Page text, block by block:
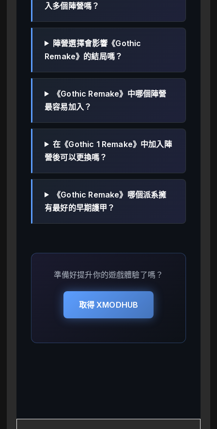
入多個陣營嗎？
陣營選擇會影響《Gothic
Remake》的結局嗎？
《Gothic Remake》中哪個陣營
最容易加入？
在《Gothic 1 Remake》中加入陣
營後可以更換嗎？
《Gothic Remake》哪個派系擁
有最好的早期護甲？
準備好提升你的遊戲體驗了嗎？
取得 XMODHUB